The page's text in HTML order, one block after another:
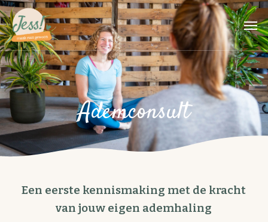
Skip
to
main
content
Ademconsult
Een eerste kennismaking met de kracht
van jouw eigen ademhaling